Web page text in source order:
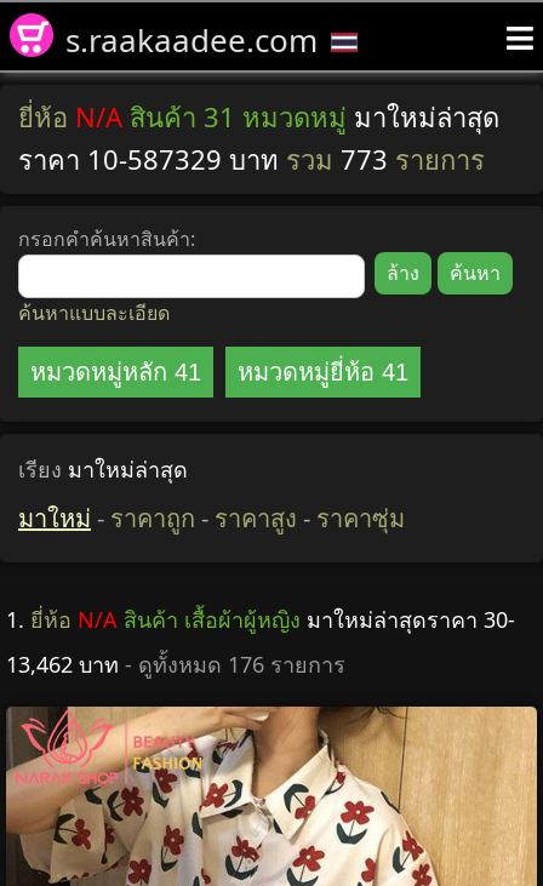
s.raakaadee.com
ยี่ห้อ N/A สินค้า 31 หมวดหมู่ มาใหม่ล่าสุด
ราคา 10-587329 บาท รวม 773 รายการ
กรอกคำค้นหาสินค้า:
ค้นหาแบบละเอียด
หมวดหมู่หลัก 41 หมวดหมู่ยี่ห้อ 41
เรียง มาใหม่ล่าสุด
มาใหม่ - ราคาถูก - ราคาสูง - ราคาซุ่ม
1. ยี่ห้อ N/A สินค้า เสื้อผ้าผู้หญิง มาใหม่ล่าสุดราคา 30-
13,462 บาท - ดูทั้งหมด 176 รายการ